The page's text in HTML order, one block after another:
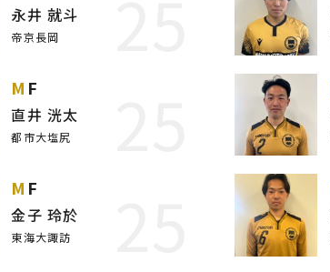
永井 就斗
帝京長岡
MF
直井 洸太
都市大塩尻
MF
金子 玲於
東海大諏訪